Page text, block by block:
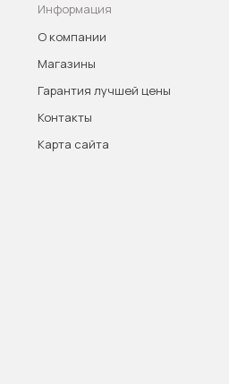
Информация
О компании
Магазины
Гарантия лучшей цены
Контакты
Карта сайта